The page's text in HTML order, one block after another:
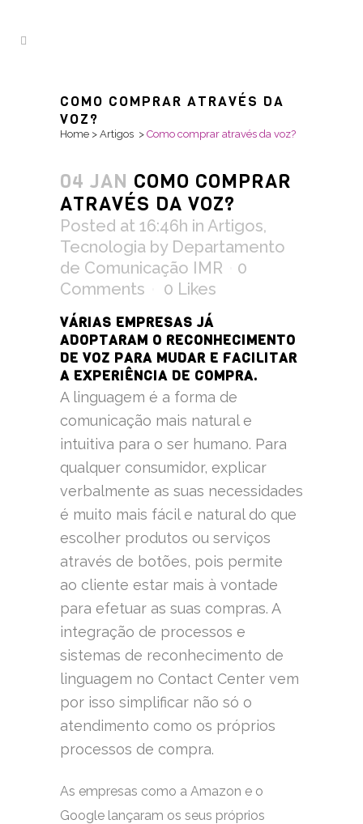
COMO COMPRAR ATRAVÉS DA
VOZ?
Home > Artigos > Como comprar através da voz?
04 JAN COMO COMPRAR
ATRAVÉS DA VOZ?
Posted at 16:46h in Artigos,
Tecnologia by Departamento
de Comunicação IMR
0
Comments
0 Likes
VÁRIAS EMPRESAS JÁ
ADOPTARAM O RECONHECIMENTO
DE VOZ PARA MUDAR E FACILITAR
A EXPERIÊNCIA DE COMPRA.
A linguagem é a forma de
comunicação mais natural e
intuitiva para o ser humano. Para
qualquer consumidor, explicar
verbalmente as suas necessidades
é muito mais fácil e natural do que
escolher produtos ou serviços
através de botões, pois permite
ao cliente estar mais à vontade
para efetuar as suas compras. A
integração de processos e
sistemas de reconhecimento de
linguagem no Contact Center vem
por isso simplificar não só o
atendimento como os próprios
processos de compra.
As empresas como a Amazon e o
Google lançaram os seus próprios